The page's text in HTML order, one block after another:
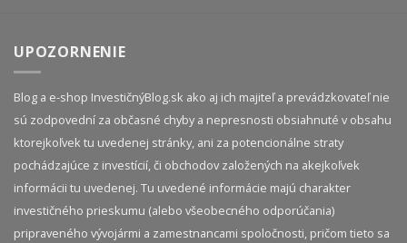
UPOZORNENIE
Blog a e-shop InvestičnýBlog.sk ako aj ich majiteľ a prevádzkovateľ nie
sú zodpovední za občasné chyby a nepresnosti obsiahnuté v obsahu
ktorejkoľvek tu uvedenej stránky, ani za potencionálne straty
pochádzajúce z investícií, či obchodov založených na akejkoľvek
informácii tu uvedenej. Tu uvedené informácie majú charakter
investičného prieskumu (alebo všeobecného odporúčania)
pripraveného vývojármi a zamestnancami spoločnosti, pričom tieto sa